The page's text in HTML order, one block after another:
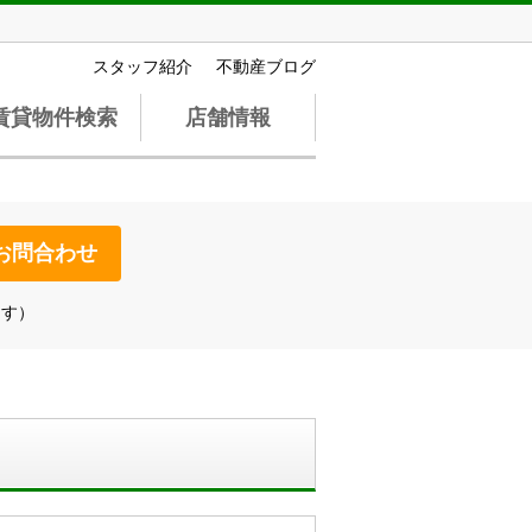
スタッフ紹介 不動産ブログ
貸物件検索 店舗情報
問合わせ
）